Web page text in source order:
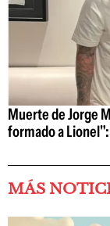
Muerte de Jorge
formado a
MÁS